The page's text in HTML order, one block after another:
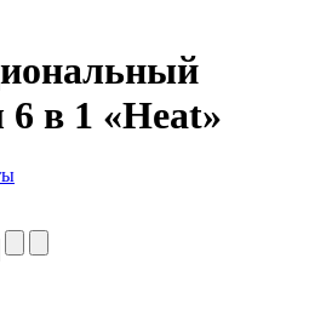
6 в 1 «Heat»